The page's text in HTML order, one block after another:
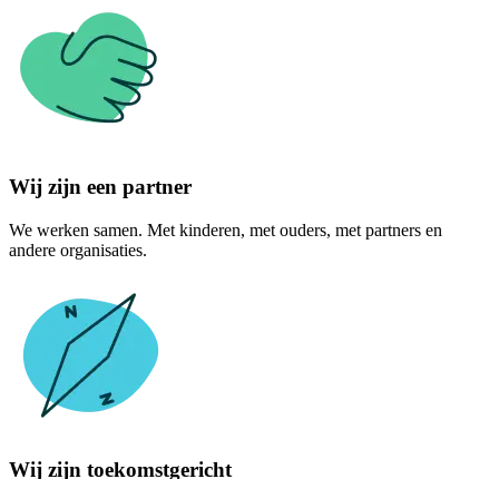
Wij zijn een partner
We werken samen. Met kinderen, met ouders, met partners en
andere organisaties.
Wij zijn toekomstgericht